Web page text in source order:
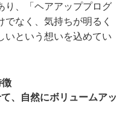
り、「ヘアアッププログ
なく、気持ちが明るく
いという想いを込めてい
徴
、自然にボリュームアッ